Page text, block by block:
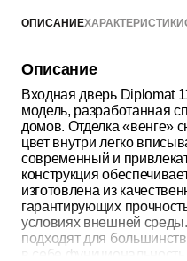
ОПИСАНИЕХАРАКТЕРИСТИКИ
Описание
Входная дверь Diplomat
модель, разработанная
домов. Отделка «венге»
цвет внутри легко
современный и
конструкция
изготовлена ​​из
гарантирующих
условиях внешней
подходят для
в себе